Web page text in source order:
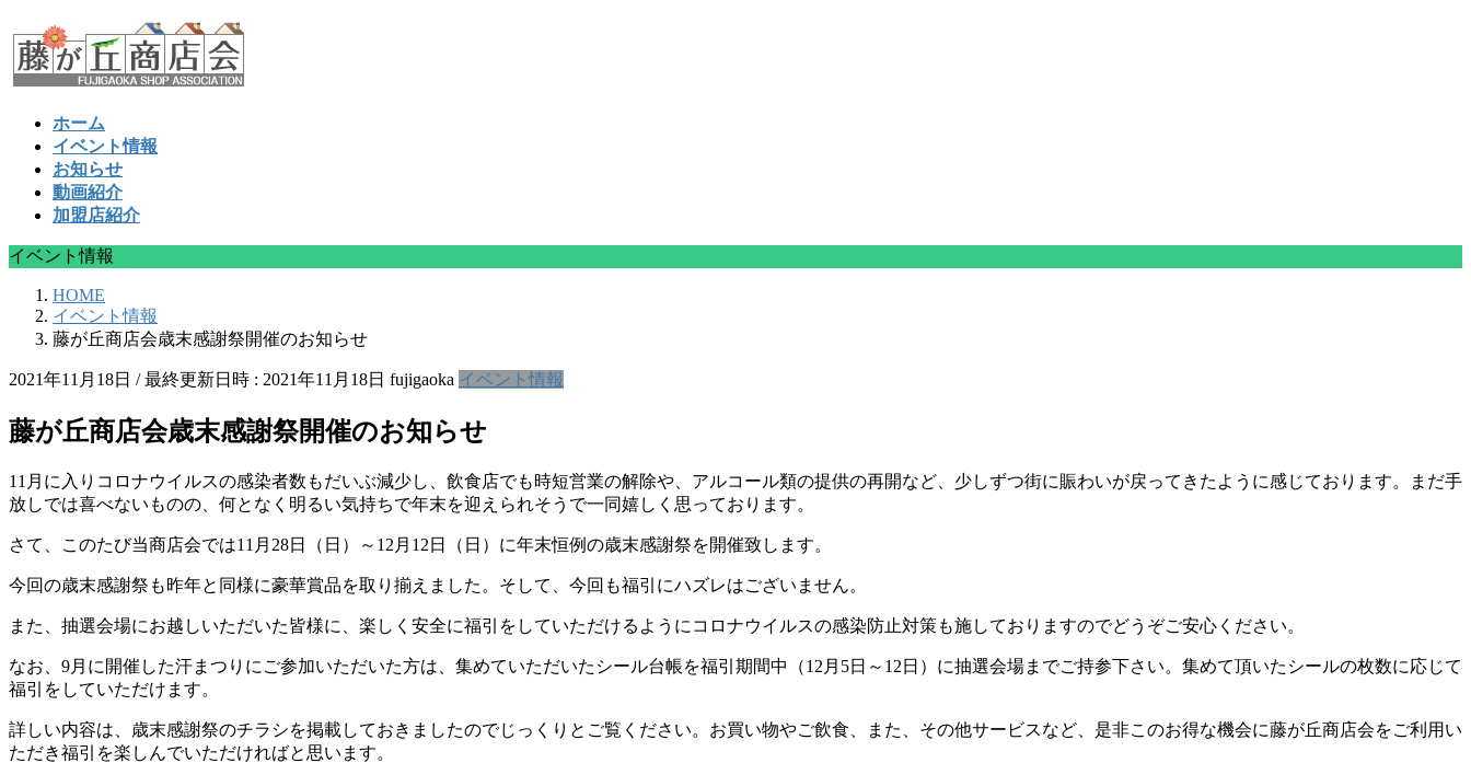
ン
テ
ビ
ゲ
ホーム
イベント情報
お知らせ
動画紹介
加盟店紹介
イベント情報
HOME
イベント情報
藤が丘商店会歳末感謝祭開催のお知らせ
2021年11月18日 / 最終更新日時 : 2021年11月18日 fujigaoka イベント情報
藤が丘商店会歳末感謝祭開催のお知らせ
11月に入りコロナウイルスの感染者数もだいぶ減少し、飲食店でも時短営業の解除や、アルコール類の提供の再開など、少しずつ街に賑わいが戻ってきたように感じております。まだ手
放しでは喜べないものの、何となく明るい気持ちで年末を迎えられそうで一同嬉しく思っております。
さて、このたび当商店会では11月28日（日）～12月12日（日）に年末恒例の歳末感謝祭を開催致します。
今回の歳末感謝祭も昨年と同様に豪華賞品を取り揃えました。そして、今回も福引にハズレはございません。
また、抽選会場にお越しいただいた皆様に、楽しく安全に福引をしていただけるようにコロナウイルスの感染防止対策も施しておりますのでどうぞご安心ください。
なお、9月に開催した汗まつりにご参加いただいた方は、集めていただいたシール台帳を福引期間中（12月5日～12日）に抽選会場までご持参下さい。集めて頂いたシールの枚数に応じて
福引をしていただけます。
詳しい内容は、歳末感謝祭のチラシを掲載しておきましたのでじっくりとご覧ください。お買い物やご飲食、また、その他サービスなど、是非このお得な機会に藤が丘商店会をご利用い
ただき福引を楽しんでいただければと思います。